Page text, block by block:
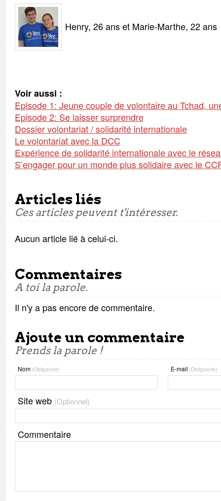
Henry, 26 ans et Marie-Marthe, 22 ans
Voir aussi :
Episode 1: Jeune couple de volontaire au Tchad,
Episode 2: Se laisser surprendre
Dossier volontariat / solidarité internationale
Le volontariat avec la DCC
Expérience de solidarité internationale avec le
S’engager pour un monde plus solidaire avec le
Articles liés
Ces articles peuvent t'intéresser.
Aucun article lié à celui-ci.
Commentaires
A toi la parole.
Il n'y a pas encore de commentaire.
Ajoute un commentaire
Prends la parole !
Nom (Obligatoire) E-mail (Obligatoire)
Site web (Optionnel)
Commentaire